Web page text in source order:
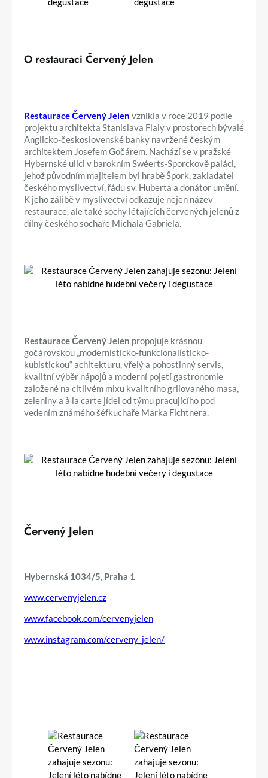
O restauraci Červený Jelen
Restaurace Červený Jelen vznikla v roce 2019 podle
projektu architekta Stanislava Fialy v prostorech bývalé
Anglicko-československé banky navržené českým
architektem Josefem Gočárem. Nachází se v pražské
Hybernské ulici v barokním Swéerts-Sporckově paláci,
jehož původním majitelem byl hrabě Špork, zakladatel
českého myslivectví, řádu sv. Huberta a donátor umění.
K jeho zálibě v myslivectví odkazuje nejen název
restaurace, ale také sochy létajících červených jelenů z
dílny českého sochaře Michala Gabriela.
Restaurace Červený Jelen propojuje krásnou
gočárovskou „modernisticko-funkcionalisticko-
kubistickou“ achitekturu, vřelý a pohostinný servis,
kvalitní výběr nápojů a moderní pojetí gastronomie
založené na citlivém mixu kvalitního grilovaného masa,
zeleniny a à la carte jídel od týmu pracujícího pod
vedením známého šéfkuchaře Marka Fichtnera.
Červený Jelen
Hybernská 1034/5, Praha 1
www.cervenyjelen.cz
www.facebook.com/cervenyjelen
www.instagram.com/cerveny_jelen/